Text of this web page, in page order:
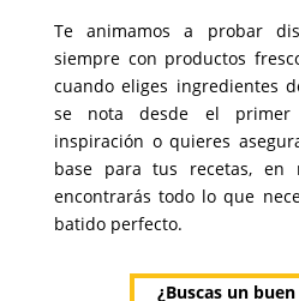
Te animamos a probar
siempre con productos
cuando eliges ingredientes
se nota desde el
inspiración o quieres
base para tus recetas, en
encontrarás todo lo que
batido perfecto.
¿Buscas un